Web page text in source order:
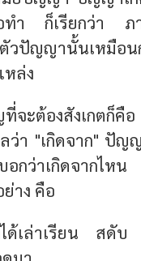
ำ ก็เรียกว่า ภ
ตัวปัญญานั้นเหมือ
หล่ง
จะต้องสังเกตก็คื
ว่า "เกิดจาก" ปัญ
อกว่าเกิดจากไห
าง คือ
ด้เล่าเรียน สดั